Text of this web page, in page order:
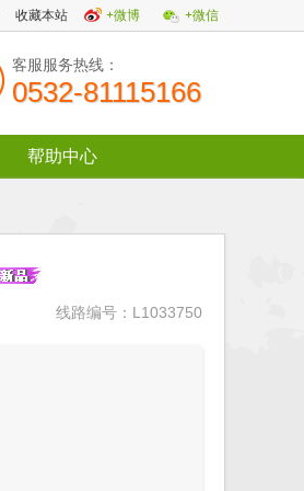
收藏本站 +微博 +微信
客服服务热线：
0532-81115166
帮助中心
线路编号：L1033750